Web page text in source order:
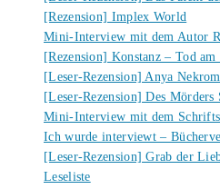
[Rezension] Implex World
Mini-Interview mit dem Autor
[Rezension] Konstanz – Tod
[Leser-Rezension] Anya
[Leser-Rezension] Des
Mini-Interview mit dem
Ich wurde interviewt –
[Leser-Rezension] Grab der
Leseliste